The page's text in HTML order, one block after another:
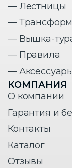
— Лестницы
—
— Вышка-
— Правила
—
КОМПАНИЯ
О компании
Гарантия и
Контакты
Каталог
Отзывы